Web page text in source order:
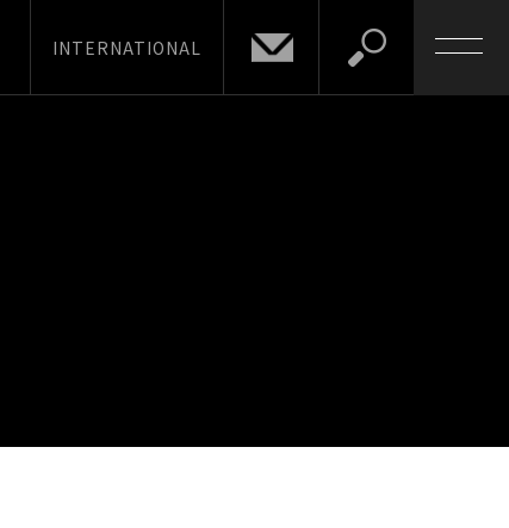
INTERNATIONAL